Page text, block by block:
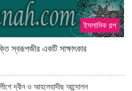
ইসলামিক গল্প
স্বরূপজীর একটি সাক্ষাৎকার
দ্বীন ও আহলেহাদীছ আন্দোলন